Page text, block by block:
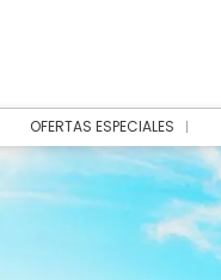
OFERTAS ESPECIALES